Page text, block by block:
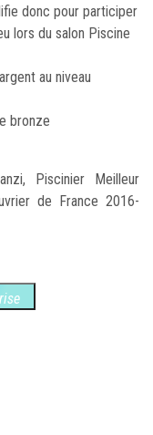
donc pour participer
lors du salon Piscine
au niveau
bronze
Piscinier Meilleur
de France 2016-